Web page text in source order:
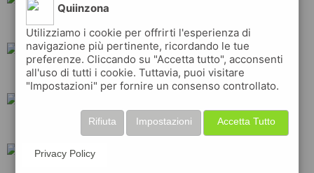
repsol
shell esso q8
eni erg
Quiinzona
Utilizziamo i cookie per offrirti l'esperienza di
navigazione più pertinente, ricordando le tue
preferenze. Cliccando su "Accetta tutto", acconsenti
all'uso di tutti i cookie. Tuttavia, puoi visitare
"Impostazioni" per fornire un consenso controllato.
Accetta Tutto
Impostazioni
Rifiuta
Privacy Policy